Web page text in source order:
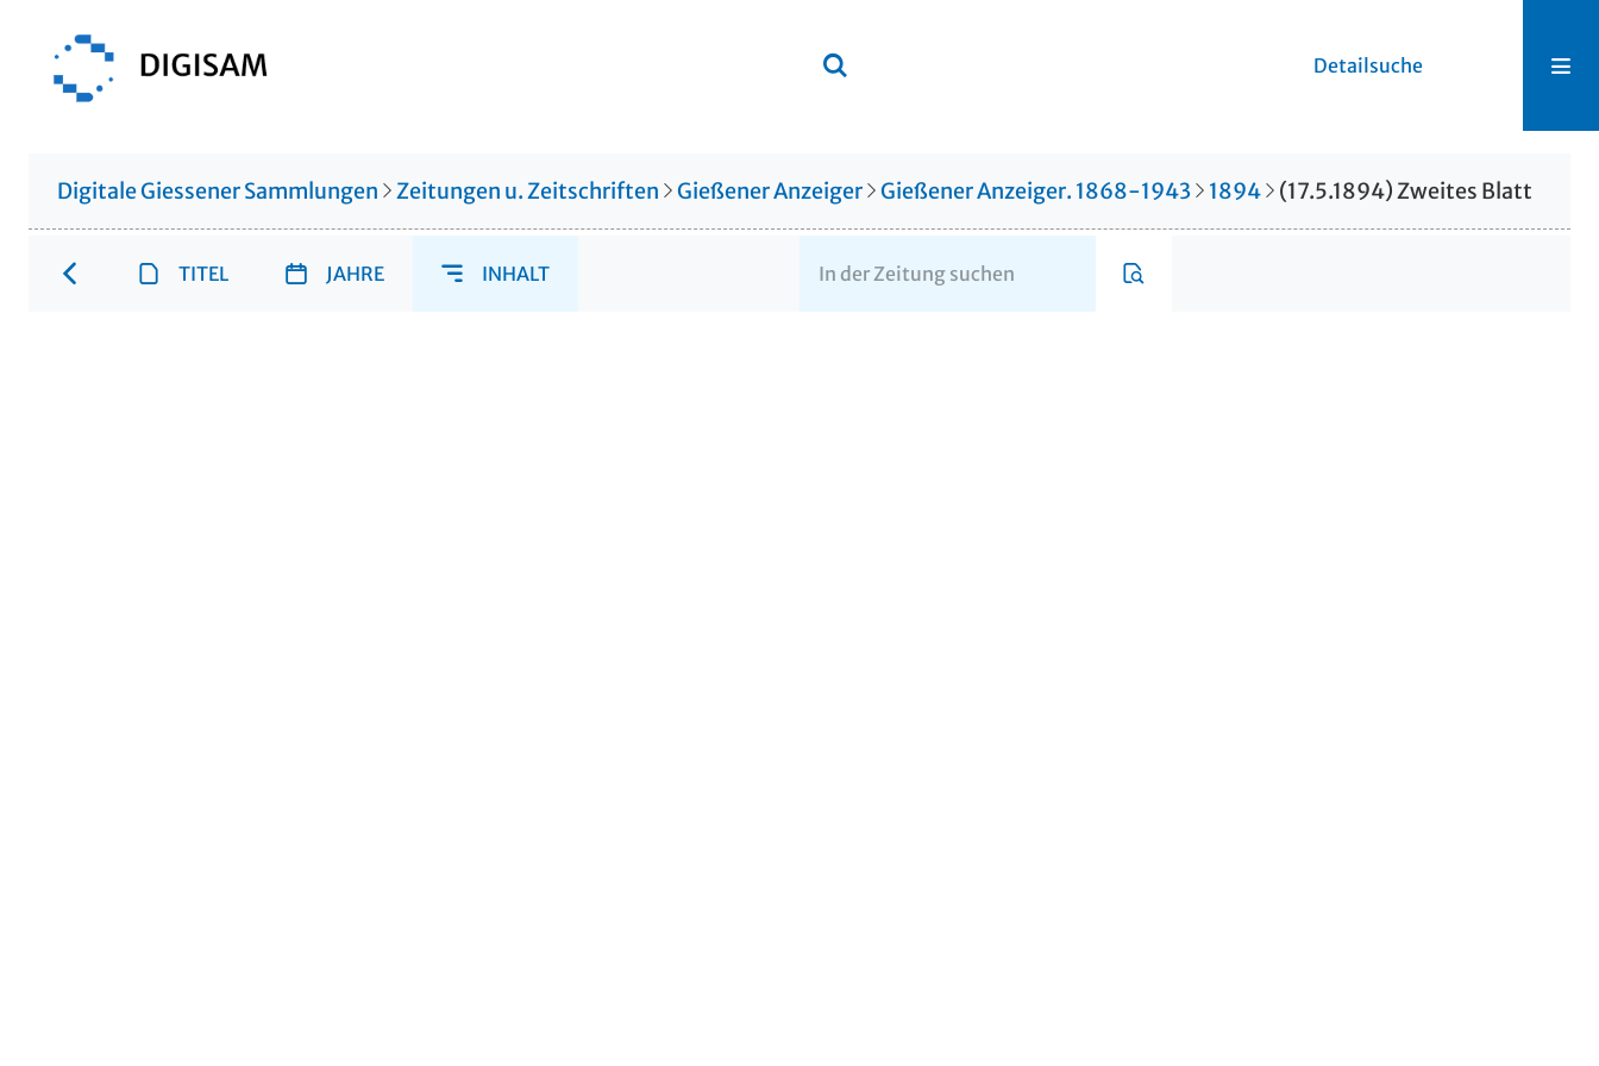
Detailsuche
Digitale Giessener Sammlungen Zeitungen u. Zeitschriften Gießener Anzeiger Gießener Anzeiger. 1868-1943 1894 (17.5.1894) Zweites Blatt
TITEL JAHRE INHALT